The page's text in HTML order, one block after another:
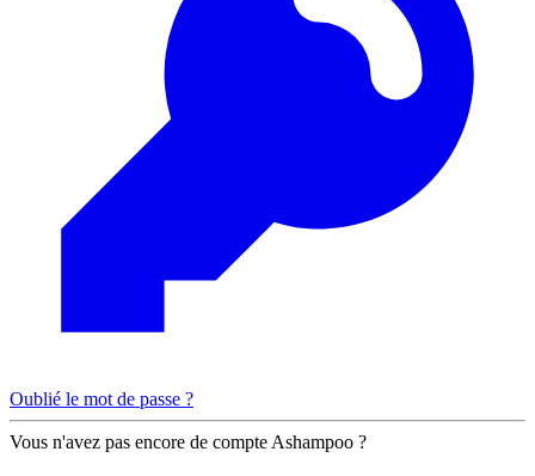
Oublié le mot de passe ?
Vous n'avez pas encore de compte Ashampoo ?